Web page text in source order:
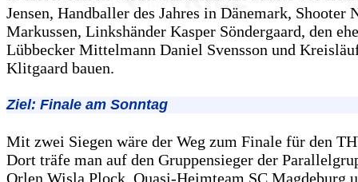
Jensen, Handballer des Jahres in Dänemark, Shooter
Markussen, Linkshänder Kasper Söndergaard, den
Lübbecker Mittelmann Daniel Svensson und
Klitgaard bauen.
Ziel: Finale am Sonntag
Mit zwei Siegen wäre der Weg zum Finale für den
Dort träfe man auf den Gruppensieger der
Orlen Wisla Plock, Quasi-Heimteam SC Magdeburg